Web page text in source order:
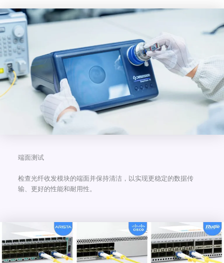
端面测试
检查光纤收发模块的端面并保持清洁，以实现更稳定的数据传
输、更好的性能和耐用性。